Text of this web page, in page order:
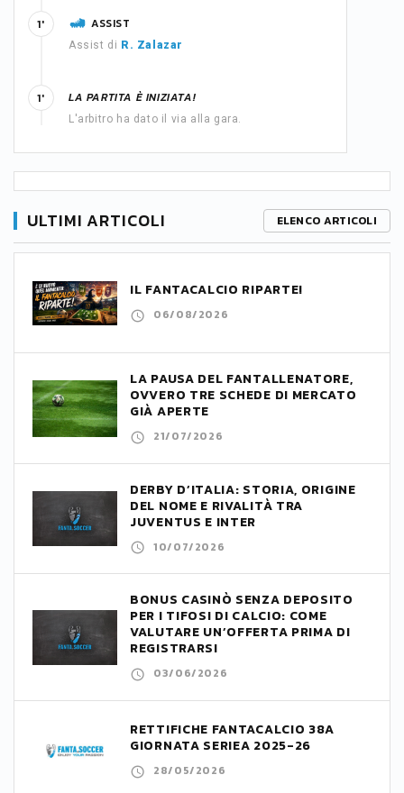
ASSIST
Assist di R. Zalazar
1'
LA PARTITA È INIZIATA!
L'arbitro ha dato il via alla gara.
1'
ULTIMI ARTICOLI ELENCO ARTICOLI
IL FANTACALCIO RIPARTE!
06/08/2026
LA PAUSA DEL FANTALLENATORE,
OVVERO TRE SCHEDE DI MERCATO
GIÀ APERTE
21/07/2026
DERBY D’ITALIA: STORIA, ORIGINE
DEL NOME E RIVALITÀ TRA
JUVENTUS E INTER
10/07/2026
BONUS CASINÒ SENZA DEPOSITO
PER I TIFOSI DI CALCIO: COME
VALUTARE UN’OFFERTA PRIMA DI
REGISTRARSI
03/06/2026
RETTIFICHE FANTACALCIO 38A
GIORNATA SERIEA 2025-26
28/05/2026